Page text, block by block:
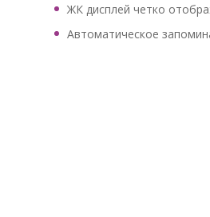
ЖК дисплей четко
Автоматическое